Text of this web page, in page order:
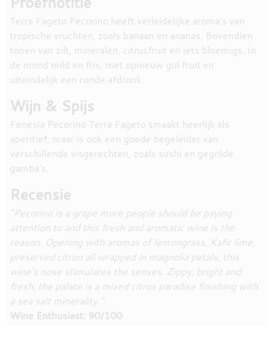
Terra Fageto Pecorino heeft verleidelijke aroma's van
tropische vruchten, zoals banaan en ananas. Bovendien
tonen van zilt, mineralen, citrusfruit en iets bloemigs. In
de mond mild en fris, met opnieuw gul fruit en
uiteindelijk een ronde afdronk.
Wijn & Spijs
Fenesia Pecorino Terra Fageto smaakt heerlijk als
aperitief, maar is ook een goede begeleider van
verschillende visgerechten, zoals sushi en gegrilde
gamba's.
Recensie
"Pecorino is a grape more people should be paying
attention to and this fresh and aromatic wine is the
reason. Opening with aromas of lemongrass, Kafir lime,
preserved citron all wrapped in magnolia petals, this
wine's nose stimulates the senses. Zippy, bright and
fresh, the palate is a mixed citrus paradise finishing with
a sea salt minerality."
Wine Enthusiast: 90/100